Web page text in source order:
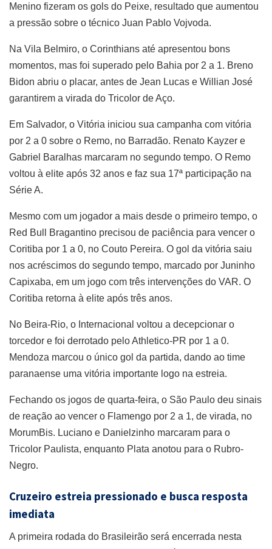
Menino fizeram os gols do Peixe, resultado que aumentou
a pressão sobre o técnico Juan Pablo Vojvoda.
Na Vila Belmiro, o Corinthians até apresentou bons
momentos, mas foi superado pelo Bahia por 2 a 1. Breno
Bidon abriu o placar, antes de Jean Lucas e Willian José
garantirem a virada do Tricolor de Aço.
Em Salvador, o Vitória iniciou sua campanha com vitória
por 2 a 0 sobre o Remo, no Barradão. Renato Kayzer e
Gabriel Baralhas marcaram no segundo tempo. O Remo
voltou à elite após 32 anos e faz sua 17ª participação na
Série A.
Mesmo com um jogador a mais desde o primeiro tempo, o
Red Bull Bragantino precisou de paciência para vencer o
Coritiba por 1 a 0, no Couto Pereira. O gol da vitória saiu
nos acréscimos do segundo tempo, marcado por Juninho
Capixaba, em um jogo com três intervenções do VAR. O
Coritiba retorna à elite após três anos.
No Beira-Rio, o Internacional voltou a decepcionar o
torcedor e foi derrotado pelo Athletico-PR por 1 a 0.
Mendoza marcou o único gol da partida, dando ao time
paranaense uma vitória importante logo na estreia.
Fechando os jogos de quarta-feira, o São Paulo deu sinais
de reação ao vencer o Flamengo por 2 a 1, de virada, no
MorumBis. Luciano e Danielzinho marcaram para o
Tricolor Paulista, enquanto Plata anotou para o Rubro-
Negro.
Cruzeiro estreia pressionado e busca resposta
imediata
A primeira rodada do Brasileirão será encerrada nesta